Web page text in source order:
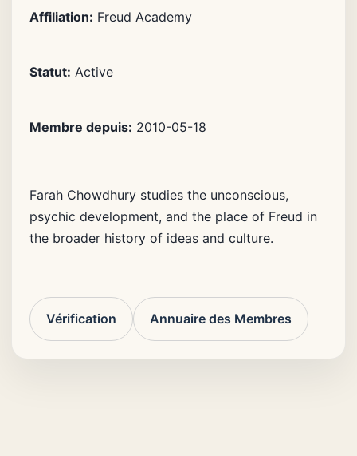
Affiliation: Freud Academy
Statut: Active
Membre depuis: 2010-05-18
Farah Chowdhury studies the unconscious,
psychic development, and the place of Freud in
the broader history of ideas and culture.
Vérification Annuaire des Membres